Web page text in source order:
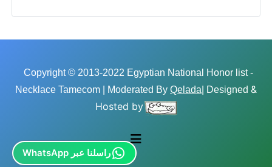
راسلنا عبر WhatsApp
Copyright © 2013-2022 Egyptian National Honor list -
Necklace Tamecom | Moderated By Qelada | Designed &
Hosted by